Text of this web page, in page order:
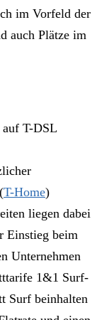
im Vorfeld der
auch Plätze im
T-DSL
T-Home)
liegen dabei
Einstieg beim
Unternehmen
1&1 Surf-
Surf beinhalten